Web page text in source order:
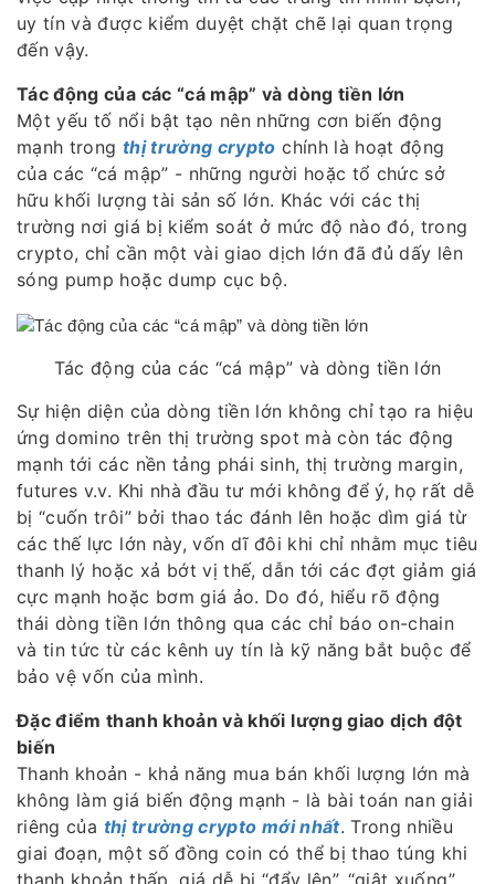
uy tín và được kiểm duyệt chặt chẽ lại quan trọng
đến vậy.
Tác động của các “cá mập” và dòng tiền lớn
Một yếu tố nổi bật tạo nên những cơn biến động
mạnh trong thị trường crypto chính là hoạt động
của các “cá mập” - những người hoặc tổ chức sở
hữu khối lượng tài sản số lớn. Khác với các thị
trường nơi giá bị kiểm soát ở mức độ nào đó, trong
crypto, chỉ cần một vài giao dịch lớn đã đủ dấy lên
sóng pump hoặc dump cục bộ.
Tác động của các “cá mập” và dòng tiền lớn
Sự hiện diện của dòng tiền lớn không chỉ tạo ra hiệu
ứng domino trên thị trường spot mà còn tác động
mạnh tới các nền tảng phái sinh, thị trường margin,
futures v.v. Khi nhà đầu tư mới không để ý, họ rất dễ
bị “cuốn trôi” bởi thao tác đánh lên hoặc dìm giá từ
các thế lực lớn này, vốn dĩ đôi khi chỉ nhằm mục tiêu
thanh lý hoặc xả bớt vị thế, dẫn tới các đợt giảm giá
cực mạnh hoặc bơm giá ảo. Do đó, hiểu rõ động
thái dòng tiền lớn thông qua các chỉ báo on-chain
và tin tức từ các kênh uy tín là kỹ năng bắt buộc để
bảo vệ vốn của mình.
Đặc điểm thanh khoản và khối lượng giao dịch đột
biến
Thanh khoản - khả năng mua bán khối lượng lớn mà
không làm giá biến động mạnh - là bài toán nan giải
riêng của thị trường crypto mới nhất. Trong nhiều
giai đoạn, một số đồng coin có thể bị thao túng khi
thanh khoản thấp, giá dễ bị “đẩy lên”, “giật xuống”